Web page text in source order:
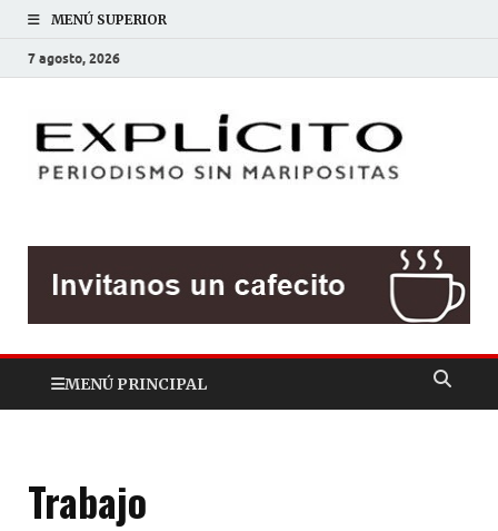
MENÚ SUPERIOR
7 agosto, 2026
MENÚ PRINCIPAL
Trabajo